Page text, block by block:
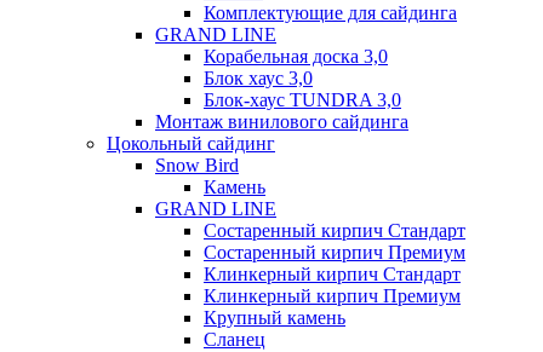
Комплектующие для сайдинга
GRAND LINE
Корабельная доска 3,0
Блок хаус 3,0
Блок-хаус TUNDRA 3,0
Монтаж винилового сайдинга
Цокольный сайдинг
Snow Bird
Камень
GRAND LINE
Состаренный кирпич Стандарт
Состаренный кирпич Премиум
Клинкерный кирпич Стандарт
Клинкерный кирпич Премиум
Крупный камень
Сланец